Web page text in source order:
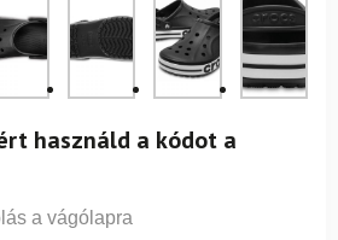
használd a kódot a
a vágólapra